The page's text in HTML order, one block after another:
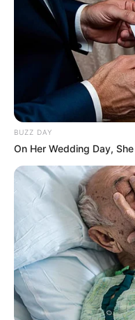
BUZZ DAY
On Her Wedding Day,